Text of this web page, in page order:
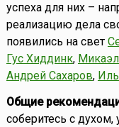
успеха для них –
реализацию дела
появились на свет
Гус Хиддинк,
Андрей Сахаров,
Общие
соберитесь с духом,